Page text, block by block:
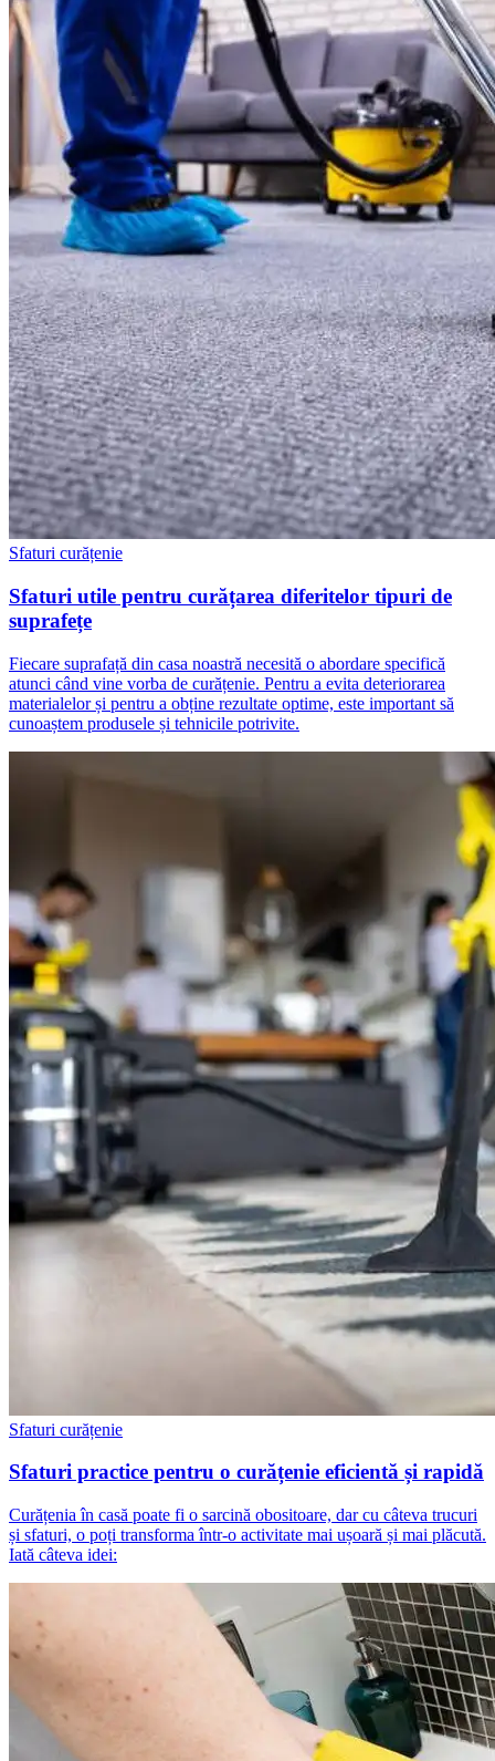
Sfaturi curățenie
Sfaturi utile pentru curățarea diferitelor tipuri de
suprafețe
Fiecare suprafață din casa noastră necesită o abordare specifică
atunci când vine vorba de curățenie. Pentru a evita deteriorarea
materialelor și pentru a obține rezultate optime, este important să
cunoaștem produsele și tehnicile potrivite.
Sfaturi curățenie
Sfaturi practice pentru o curățenie eficientă și rapidă
Curățenia în casă poate fi o sarcină obositoare, dar cu câteva trucuri
și sfaturi, o poți transforma într-o activitate mai ușoară și mai plăcută.
Iată câteva idei: